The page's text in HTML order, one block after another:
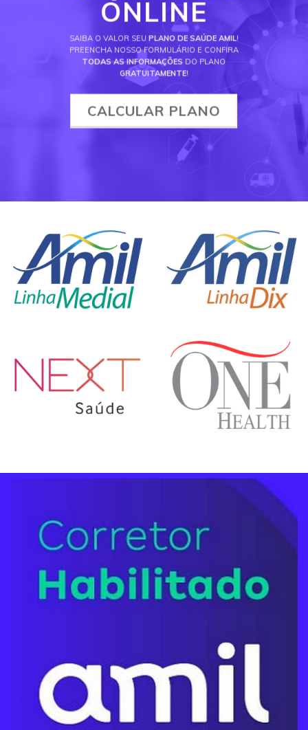
ONLINE
SAIBA O VALOR SEU PLANO DE SAÚDE AMIL!
PREENCHA NOSSO FORMULÁRIO E CONFIRA
TODAS AS INFORMAÇÕES DO PLANO
GRATUITAMENTE!
CALCULAR PLANO